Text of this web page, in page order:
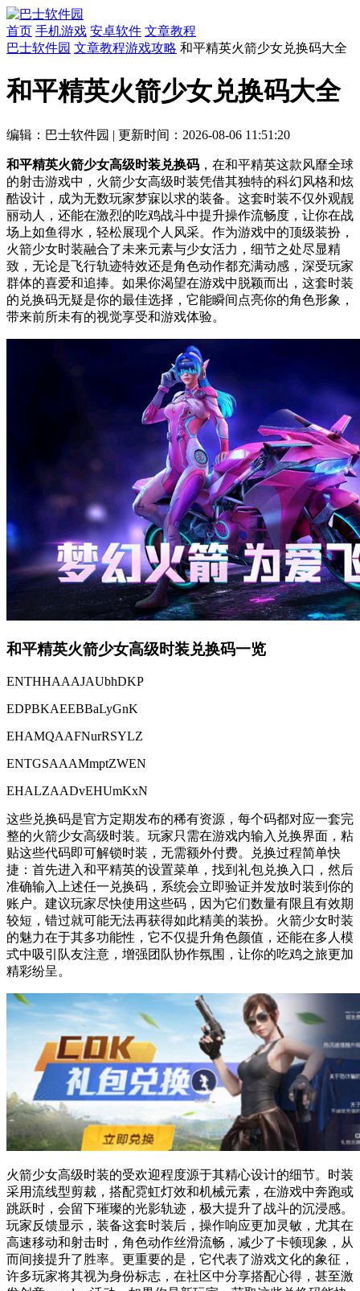
首页 手机游戏 安卓软件 文章教程
巴士软件园 文章教程游戏攻略 和平精英火箭少女兑换码大全
和平精英火箭少女兑换码大全
编辑：巴士软件园 | 更新时间：2026-08-06 11:51:20
和平精英火箭少女高级时装兑换码 ，在和平精英这款风靡全球
的射击游戏中，火箭少女高级时装凭借其独特的科幻风格和炫
酷设计，成为无数玩家梦寐以求的装备。这套时装不仅外观靓
丽动人，还能在激烈的吃鸡战斗中提升操作流畅度，让你在战
场上如鱼得水，轻松展现个人风采。作为游戏中的顶级装扮，
火箭少女时装融合了未来元素与少女活力，细节之处尽显精
致，无论是飞行轨迹特效还是角色动作都充满动感，深受玩家
群体的喜爱和追捧。如果你渴望在游戏中脱颖而出，这套时装
的兑换码无疑是你的最佳选择，它能瞬间点亮你的角色形象，
带来前所未有的视觉享受和游戏体验。
和平精英火箭少女高级时装兑换码一览
ENTHHAAAJAUbhDKP
EDPBKAEEBBaLyGnK
EHAMQAAFNurRSYLZ
ENTGSAAAMmptZWEN
EHALZAADvEHUmKxN
这些兑换码是官方定期发布的稀有资源，每个码都对应一套完
整的火箭少女高级时装。玩家只需在游戏内输入兑换界面，粘
贴这些代码即可解锁时装，无需额外付费。兑换过程简单快
捷：首先进入和平精英的设置菜单，找到礼包兑换入口，然后
准确输入上述任一兑换码，系统会立即验证并发放时装到你的
账户。建议玩家尽快使用这些码，因为它们数量有限且有效期
较短，错过就可能无法再获得如此精美的装扮。火箭少女时装
的魅力在于其多功能性，它不仅提升角色颜值，还能在多人模
式中吸引队友注意，增强团队协作氛围，让你的吃鸡之旅更加
精彩纷呈。
火箭少女高级时装的受欢迎程度源于其精心设计的细节。时装
采用流线型剪裁，搭配霓虹灯效和机械元素，在游戏中奔跑或
跳跃时，会留下璀璨的光影轨迹，极大提升了战斗的沉浸感。
玩家反馈显示，装备这套时装后，操作响应更加灵敏，尤其在
高速移动和射击时，角色动作丝滑流畅，减少了卡顿现象，从
而间接提升了胜率。更重要的是，它代表了游戏文化的象征，
许多玩家将其视为身份标志，在社区中分享搭配心得，甚至激